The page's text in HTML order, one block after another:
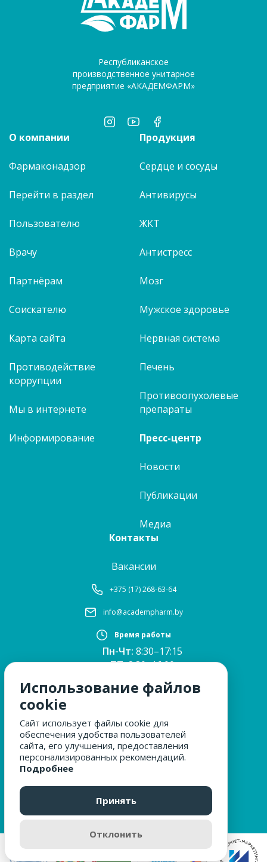
Республиканское
производственное унитарное
предприятие «АКАДЕМФАРМ»
О компании
Фармаконадзор
Перейти в раздел
Пользователю
Врачу
Партнёрам
Соискателю
Карта сайта
Противодействие
коррупции
Мы в интернете
Информирование
Продукция
Сердце и сосуды
Антивирусы
ЖКТ
Антистресс
Мозг
Мужское здоровье
Нервная система
Печень
Противоопухолевые
препараты
Пресс-центр
Новости
Публикации
Медиа
Контакты
Вакансии
+375 (17) 268-63-64
info@academpharm.by
Время работы
Пн-Чт: 8:30–17:15
ПТ:8:30–16:00
12:30–13:00
Сб, Вс:выходные
МЫ ЗА БЕЗОПАСНОСТЬ
ОБРАЩЕНИЯ ГРАЖДАН
Использование файлов
cookie
Сайт использует файлы cookie для
обеспечения удобства пользователей
сайта, его улучшения, предоставления
персонализированных рекомендаций.
Подробнее
Принять
Отклонить